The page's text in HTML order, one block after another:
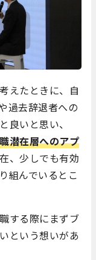
えたときに、自
過去辞退者への
良いと思い、
潜在層へのアプ
、少しでも有効
組んでいるとこ
する際にまずブ
という想いがあ